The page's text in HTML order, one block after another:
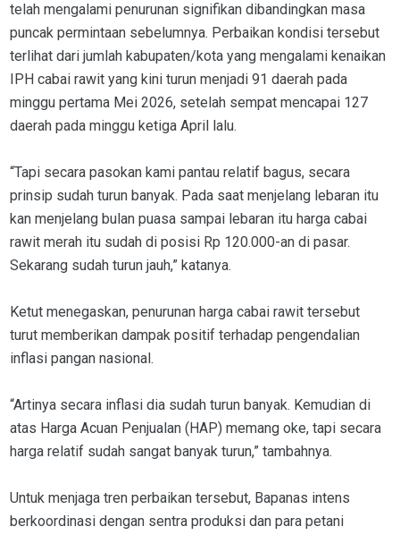
telah mengalami penurunan signifikan dibandingkan masa
puncak permintaan sebelumnya. Perbaikan kondisi tersebut
terlihat dari jumlah kabupaten/kota yang mengalami kenaikan
IPH cabai rawit yang kini turun menjadi 91 daerah pada
minggu pertama Mei 2026, setelah sempat mencapai 127
daerah pada minggu ketiga April lalu.
“Tapi secara pasokan kami pantau relatif bagus, secara
prinsip sudah turun banyak. Pada saat menjelang lebaran itu
kan menjelang bulan puasa sampai lebaran itu harga cabai
rawit merah itu sudah di posisi Rp 120.000-an di pasar.
Sekarang sudah turun jauh,” katanya.
Ketut menegaskan, penurunan harga cabai rawit tersebut
turut memberikan dampak positif terhadap pengendalian
inflasi pangan nasional.
“Artinya secara inflasi dia sudah turun banyak. Kemudian di
atas Harga Acuan Penjualan (HAP) memang oke, tapi secara
harga relatif sudah sangat banyak turun,” tambahnya.
Untuk menjaga tren perbaikan tersebut, Bapanas intens
berkoordinasi dengan sentra produksi dan para petani